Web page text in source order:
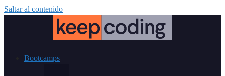
Saltar al contenido
Bootcamps